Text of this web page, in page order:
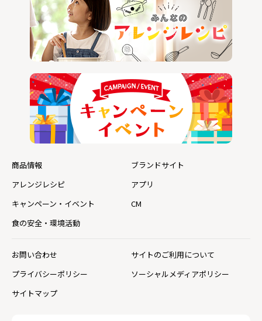
商品情報
ブランドサイト
アレンジレシピ
アプリ
キャンペーン・イベント
CM
食の安全・環境活動
お問い合わせ
サイトのご利用について
プライバシーポリシー
ソーシャルメディアポリシー
サイトマップ